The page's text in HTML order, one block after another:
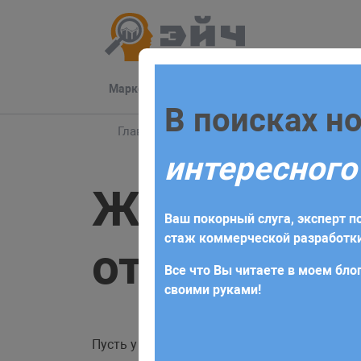
Маркетинг
Главная Блог Laravel Жадная
Жадная
отношений
Пусть у нас есть таблица с комментами,
Заполните
Для начала сотрудничества
получите коммерческое
требований и поставленных
В поисках
Ваш покорный слуга, эксперт
стаж коммерческой
Все что Вы читаете в моем
своими руками!